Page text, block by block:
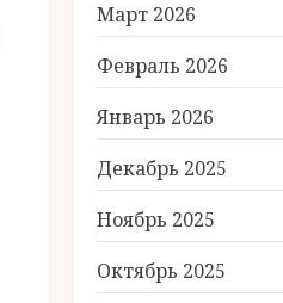
Март 2026
Февраль 2026
Январь 2026
Декабрь 2025
Ноябрь 2025
Октябрь 2025